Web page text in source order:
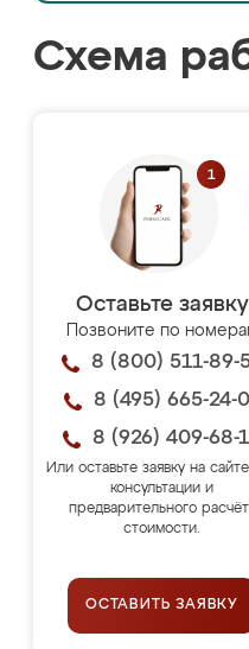
Схема
Оставьте заявку
Позвоните по
8 (800) 511-89-
8 (495) 665-24-
8 (926) 409-68-
Или оставьте заявку на
консультации и
предварительного
стоимости.
ОСТАВИТЬ ЗАЯВКУ